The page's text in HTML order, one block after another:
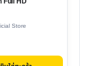
Store